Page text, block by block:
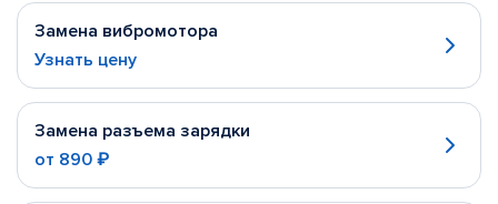
Замена вибромотора
Узнать цену
Замена разъема зарядки
от 890 ₽